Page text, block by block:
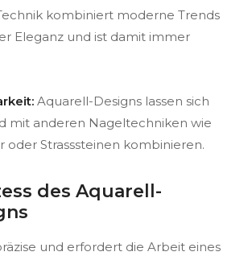
kombiniert moderne Trends
Eleganz und ist damit immer
Aquarell-Designs lassen sich
mit anderen Nageltechniken wie
oder Strasssteinen kombinieren.
des Aquarell-
und erfordert die Arbeit eines